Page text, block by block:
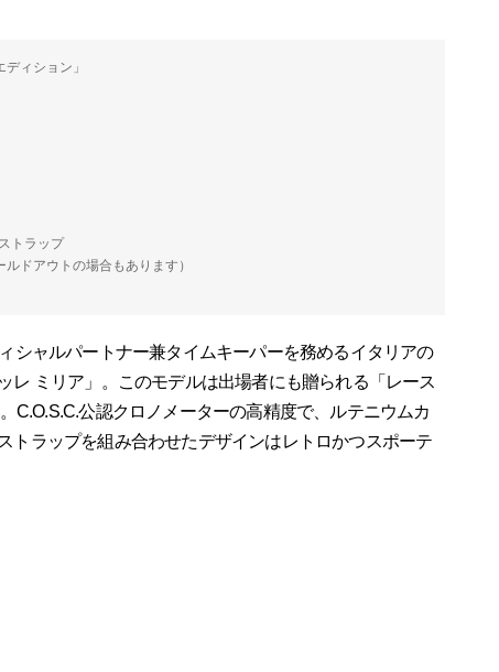
ィション」
トラップ
ドアウトの場合もあります）
シャルパートナー兼タイムキーパーを務めるイタリアの
レ ミリア」。このモデルは出場者にも贈られる「レース
C.O.S.C.公認クロノメーターの高精度で、ルテニウムカ
トラップを組み合わせたデザインはレトロかつスポーテ